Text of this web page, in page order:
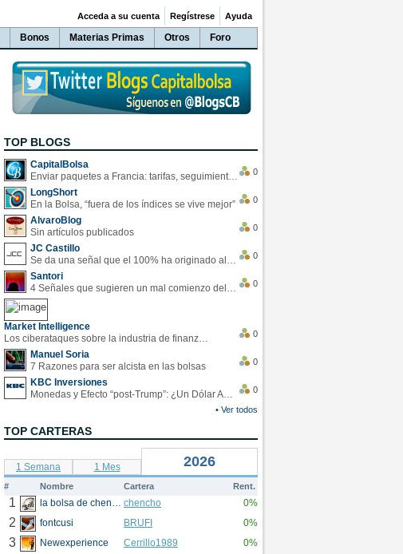
Bonos Materias Primas Otros Foro
Acceda a su cuenta Regístrese Ayuda
TOP BLOGS
CapitalBolsa
Enviar paquetes a Francia: tarifas, seguimiento y ventajas destacadas
0
LongShort
En la Bolsa, “fuera de los índices se vive mejor”
0
AlvaroBlog
Sin artículos publicados
0
JC Castillo
Se da una señal que el 100% ha originado alzas en las bolsas
0
Santori
4 Señales que sugieren un mal comienzo del 3T de la economía EEUU
0
Market Intelligence
Los ciberataques sobre la industria de finanzas se han duplicado este año
0
Manuel Soria
7 Razones para ser alcista en las bolsas
0
KBC Inversiones
Monedas y Efecto “post-Trump”: ¿Un Dólar Americano operando en rangos?
0
• Ver todos
TOP CARTERAS
1 Semana 1 Mes 2026
# Nombre Cartera Rent.
1 la bolsa de chencho chencho 0%
2 fontcusi BRUFI 0%
3 Newexperience Cerrillo1989 0%